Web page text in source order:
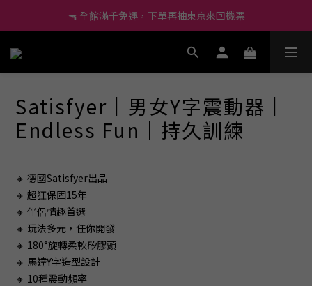
🔫 全館滿千免運，下單再抽東京來回機票
🔫 全館滿千免運，下單再抽東京來回機票
🔰 新會員現折60、再送小莖靈吊飾！
尚未有任何評價
Satisfyer｜男女Y字震動器｜
Endless Fun｜持久訓練
🔸 德國Satisfyer出品
🔸 超狂保固15年
🔸 伴侶情趣首選
🔸 玩法多元，任你開發
🔸 180°旋轉柔軟矽膠頭
🔸 馬達Y字造型設計
🔸 10種震動頻率